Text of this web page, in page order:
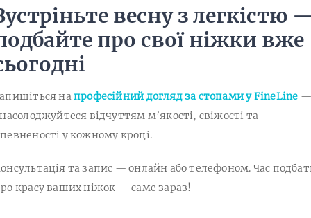
весну з легкістю
про свої ніжки вже
напрофесійний догляд за стопами у FineLine —
насолоджуйтеся відчуттям м’якості, свіжості та
у кожному кроці.
та запис — онлайн або телефоном. Час
красу ваших ніжок — саме зараз!